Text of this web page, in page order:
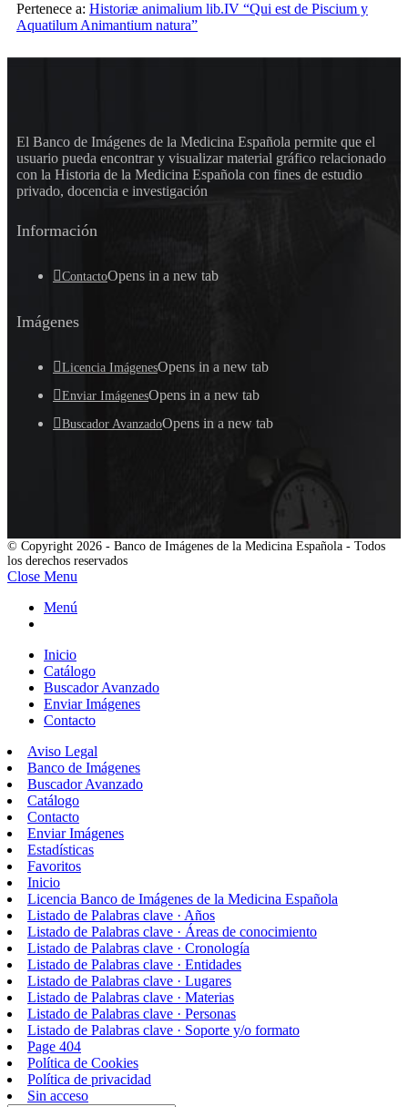
Pertenece a: Historiæ animalium lib.IV “Qui est de Piscium y
Aquatilum Animantium natura”
El Banco de Imágenes de la Medicina Española permite que el
usuario pueda encontrar y visualizar material gráfico relacionado
con la Historia de la Medicina Española con fines de estudio
privado, docencia e investigación
Información
ContactoOpens in a new tab
Imágenes
Licencia ImágenesOpens in a new tab
Enviar ImágenesOpens in a new tab
Buscador AvanzadoOpens in a new tab
© Copyright 2026 - Banco de Imágenes de la Medicina Española - Todos
los derechos reservados
Close Menu
Menú
Inicio
Catálogo
Buscador Avanzado
Enviar Imágenes
Contacto
Aviso Legal
Banco de Imágenes
Buscador Avanzado
Catálogo
Contacto
Enviar Imágenes
Estadísticas
Favoritos
Inicio
Licencia Banco de Imágenes de la Medicina Española
Listado de Palabras clave · Años
Listado de Palabras clave · Áreas de conocimiento
Listado de Palabras clave · Cronología
Listado de Palabras clave · Entidades
Listado de Palabras clave · Lugares
Listado de Palabras clave · Materias
Listado de Palabras clave · Personas
Listado de Palabras clave · Soporte y/o formato
Page 404
Política de Cookies
Política de privacidad
Sin acceso